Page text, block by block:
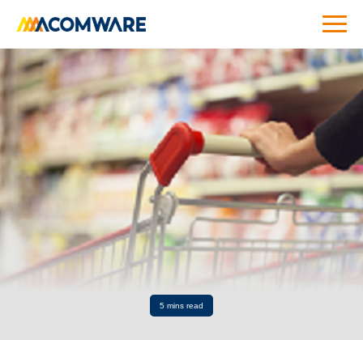
5 mins read